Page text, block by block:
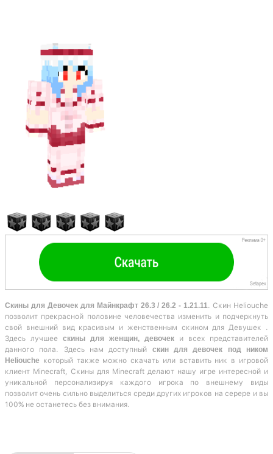
Скины для Девочек для Майнкрафт 26.3 / 26.2 - 1.21.11 . Скин Heliouche
позволит прекрасной половине человечества изменить и подчеркнуть
свой внешний вид красивым и женственным скином для Девушек .
Здесь лучшее скины для женщин, девочек и всех представителей
данного пола. Здесь нам доступный скин для девочек под ником
Heliouche который также можно скачать или вставить ник в игровой
клиент Minecraft, Скины для Minecraft делают нашу игре интересной и
уникальной персонализируя каждого игрока по внешнему виды
позволит очень сильно выделиться среди других игроков на серере и вы
100% не останетесь без внимания.